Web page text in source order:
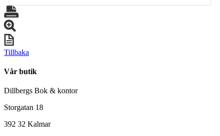
Tillbaka
Vår butik
Dillbergs Bok & kontor
Storgatan 18
392 32 Kalmar